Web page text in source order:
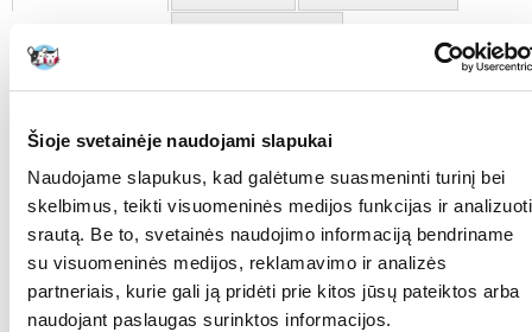
Šioje svetainėje naudojami slapukai
Naudojame slapukus, kad galėtume suasmeninti turinį bei
skelbimus, teikti visuomeninės medijos funkcijas ir analizuoti
srautą. Be to, svetainės naudojimo informaciją bendriname
su visuomeninės medijos, reklamavimo ir analizės
partneriais, kurie gali ją pridėti prie kitos jūsų pateiktos arba
naudojant paslaugas surinktos informacijos.
švariam ir sveikam vandeniui
naujoviška filtro kasetė: paprastas ir greitas kasetės keitimas
nesušlapinant rankų
Mechaninis filtravimas: dviguba filtro kasetė veiksmingai pašalina net
mažiausius nešvarumus. Balta kasetės pusė = išankstinis filtravimas,
žalia kasetės pusė = smulkusis filtravimas
Cheminis filtravimas: speciali aktyvinta anglis pašalina vandens
drumstumą ir nemalonius kvapus.
Į komplektą įeina 3 filtrai